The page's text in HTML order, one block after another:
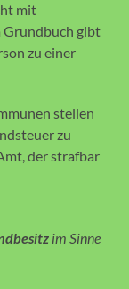
mit
Grundbuch gibt
zu einer
stellen
zu
der strafbar
im Sinne